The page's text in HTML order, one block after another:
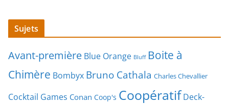
Sujets
Avant-première Blue Orange Bluff Boite à
Chimère Bombyx Bruno Cathala Charles Chevallier
Cocktail Games Conan Coop's Coopératif Deck-